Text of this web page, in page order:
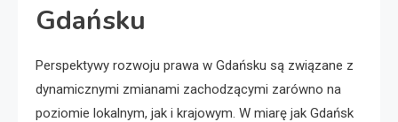
Gdańsku
Perspektywy rozwoju prawa w Gdańsku są związane z
dynamicznymi zmianami zachodzącymi zarówno na
poziomie lokalnym, jak i krajowym. W miarę jak Gdańsk